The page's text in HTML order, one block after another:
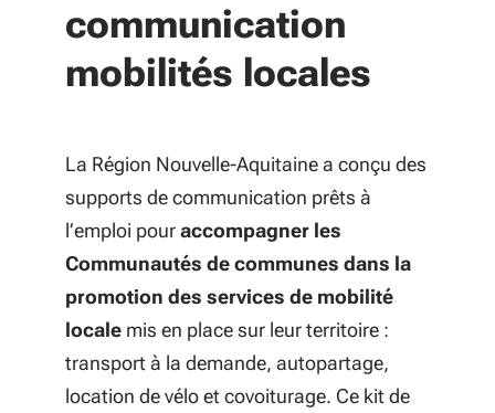
communication
mobilités locales
La Région Nouvelle-Aquitaine a conçu des
supports de communication prêts à
l’emploi pouraccompagner les
Communautés de communes dans la
promotion des services de mobilité
locale mis en place sur leur territoire :
transport à la demande, autopartage,
location de vélo et covoiturage. Ce kit de